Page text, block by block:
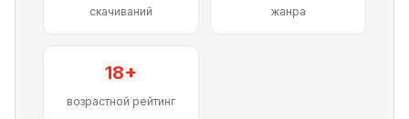
скачиваний жанра
18+
возрастной рейтинг